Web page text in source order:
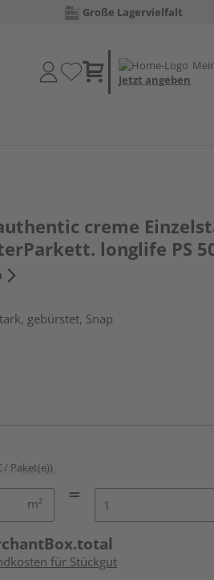
Große Lagervielfalt
Jetzt angeben
creme
longlife PS
gebürstet, Snap
/ Paket(e))
m²
für Stückgut